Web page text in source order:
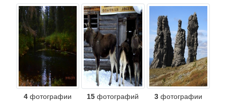
4 фотографии 15 фотографий 3фотографии